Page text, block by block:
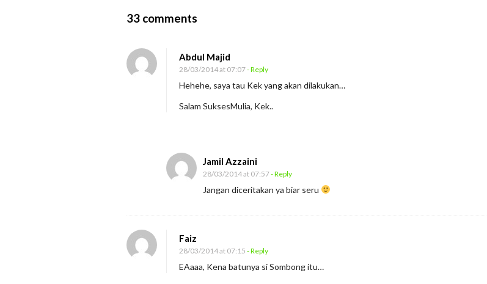
33 comments
M
e
n
K
s
o
Abdul Majid
28/03/2014 at 07:07- Reply
Hehehe, saya tau Kek yang akan dilakukan…
Salam SuksesMulia, Kek..
Jamil Azzaini
28/03/2014 at 07:57- Reply
Jangan diceritakan ya biar seru
Faiz
28/03/2014 at 07:15 - Reply
EAaaa, Kena batunya si Sombong itu…